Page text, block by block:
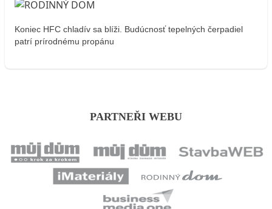
Koniec HFC chladív sa blíži. Budúcnosť tepelných čerpadiel
patrí prírodnému propánu
PARTNEŘI WEBU